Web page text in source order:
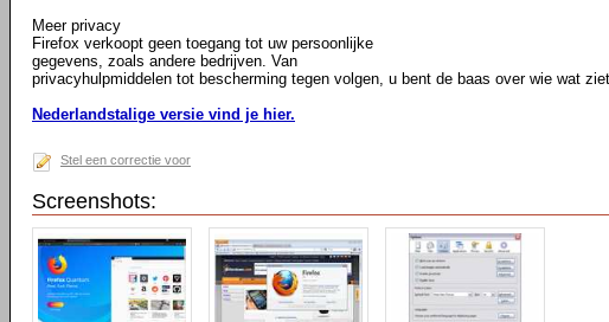
Meer privacy
Firefox verkoopt geen toegang tot uw persoonlijke
gegevens, zoals andere bedrijven. Van
privacyhulpmiddelen tot bescherming tegen volgen, u bent de baas over wie wat
Nederlandstalige versie vind je hier.
Stel een correctie voor
Screenshots: